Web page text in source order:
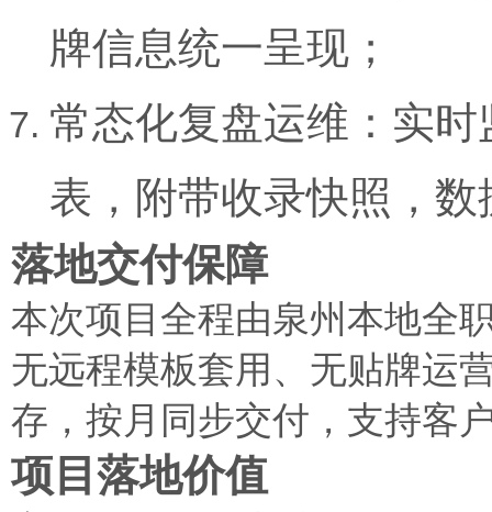
牌信息统一呈现；
常态化复盘运维：实
表，附带收录快照，
落地交付保障
本次项目全程由泉州本地全
无远程模板套用、无贴牌运
存，按月同步交付，支持客
项目落地价值